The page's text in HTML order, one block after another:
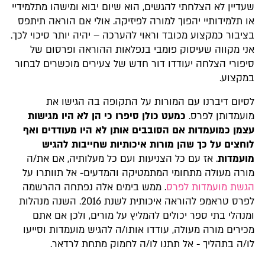
שעדיין לא הצלחתי להגשים, הוא שיום יבוא ומישהו מתלמידיי
או תלמידותיי יהפוך למורה לפיזיקה. אולי אם הוראה תיתפס
בציבור כמקצוע מכובד וראוי להערכה – יהיה יותר סיכוי לכך.
אני מקווה שעיסוק פומבי בנפלאות ההוראה ופרסום של
סיפורי הצלחה יעודדו דור חדש של צעירים מוכשרים לבחור
במקצוע.
לסיום דיברנו עם המורות על התקופה בה הגישו את
מועמדותן לפרס. כמעט כולן סיפרו כי הן לא היו מגישות
עצמן כמועמדות אם הסובבים אותן לא היו מעודדים ואף
לוחצים על כך שהן מורות איכותיות שחייבות להגיש
מועמדות. אז עם כל הצניעות ועם כל מעלותיה, אם את/ה
מורה מעולה מתחומי המתמטיקה והמדעים- אל תוותרו על
הגשת מועמדות לפרס. ממש בימים אלה נפתחה ההרשמה
לפרס טראמפ להוראה איכותית לשנת 2016. השנה מנהלות
ומנהלי בתי ספר יכולים להמליץ על מורים, ולכן אם אתם
מכירים מורה מעולה, עודדו אותו/ה להגיש מועמדות וסייעו
לו/ה בתהליך - אל תתנו לו/ה לחמוק מתחת לרדאר.